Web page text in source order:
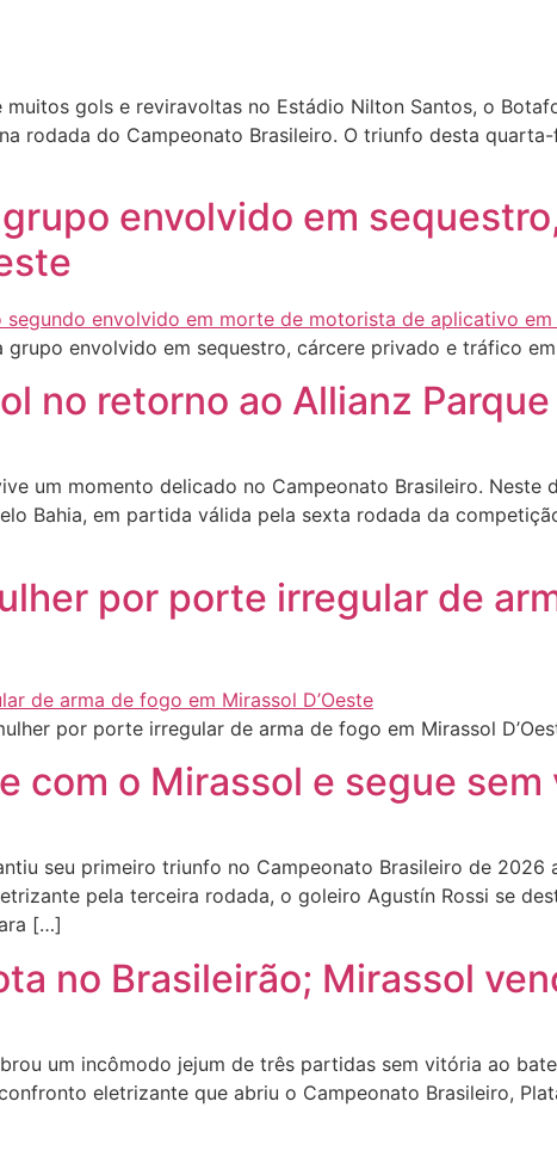
muitos gols e reviravoltas no Estádio Nilton Santos, o
rodada do Campeonato Brasileiro. O triunfo desta
envolvido em
envolvido em sequestro, cárcere privado e tráfico em
no retorno ao Allianz
um momento delicado no Campeonato Brasileiro. Neste
Bahia, em partida válida pela sexta rodada da
por porte irregular de
por porte irregular de arma de fogo em Mirassol
com o Mirassol e segue
seu primeiro triunfo no Campeonato Brasileiro de
pela terceira rodada, o goleiro Agustín Rossi se
[…]
no Brasileirão; Mirassol
um incômodo jejum de três partidas sem vitória ao
eletrizante que abriu o Campeonato Brasileiro,